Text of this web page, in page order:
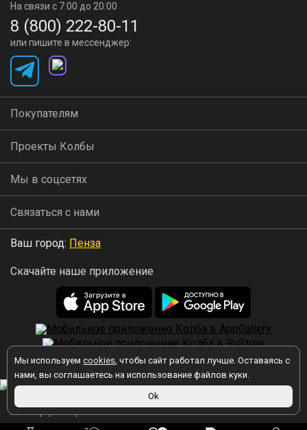
Мы используем cookies, чтобы сайт работал лучше. Оставаясь с
нами, вы соглашаетесь на использование файлов куки.
Ok
На связи с 7:00 до 20:00
8 (800) 222-80-11
или пишите в мессенджер:
Покупателям
Проекты Колбы
Мы в соцсетях
Связаться с нами
Ваш город: Пенза
Скачайте наше приложение
2026 © Колба
Вы принимаете условия политики в отношении обработки
персональных данных
любой форме обратной связи на сайте kolba.ru.